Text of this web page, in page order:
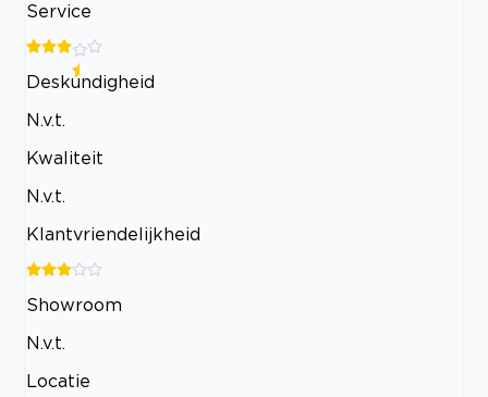
Service
Deskundigheid
N.v.t.
Kwaliteit
N.v.t.
Klantvriendelijkheid
Showroom
N.v.t.
Locatie